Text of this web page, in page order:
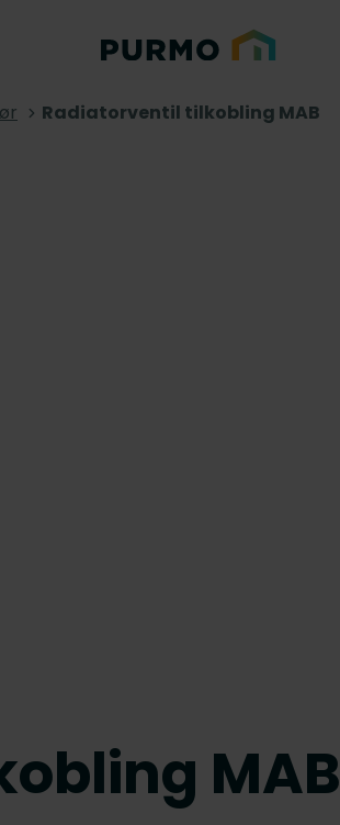
Radiatorventil tilkobling MAB
MAB